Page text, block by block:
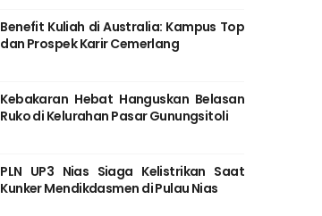
Benefit Kuliah di Australia: Kampus Top
dan Prospek Karir Cemerlang
Kebakaran Hebat Hanguskan Belasan
Ruko di Kelurahan Pasar Gunungsitoli
PLN UP3 Nias Siaga Kelistrikan Saat
Kunker Mendikdasmen di Pulau Nias